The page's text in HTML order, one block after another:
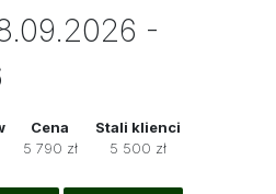
-
Cena
Stali klienci
5 790 zł 5 500 zł